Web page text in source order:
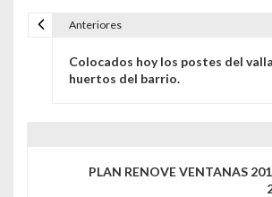
Anteriores
Colocados hoy los postes del
huertos del barrio.
PLAN RENOVE VENTANAS